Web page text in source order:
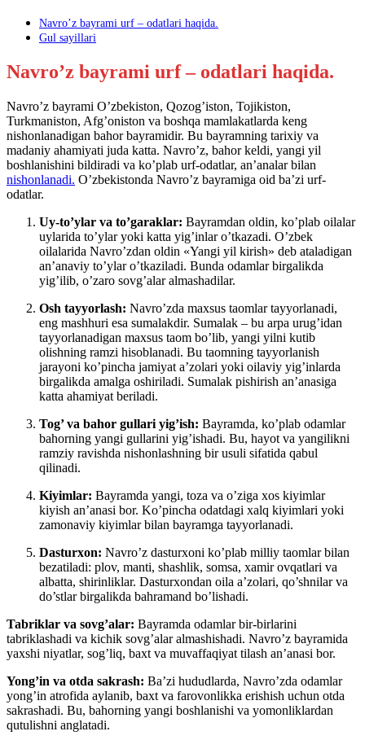
Navro’z bayrami urf – odatlari haqida.
Gul sayillari
Navro’z bayrami urf – odatlari haqida.
Navro’z bayrami O’zbekiston, Qozog’iston, Tojikiston,
Turkmaniston, Afg’oniston va boshqa mamlakatlarda keng
nishonlanadigan bahor bayramidir. Bu bayramning tarixiy va
madaniy ahamiyati juda katta. Navro’z, bahor keldi, yangi yil
boshlanishini bildiradi va ko’plab urf-odatlar, an’analar bilan
nishonlanadi. O’zbekistonda Navro’z bayramiga oid ba’zi urf-
odatlar.
Uy-to’ylar va to’garaklar: Bayramdan oldin, ko’plab oilalar
uylarida to’ylar yoki katta yig’inlar o’tkazadi. O’zbek
oilalarida Navro’zdan oldin «Yangi yil kirish» deb ataladigan
an’anaviy to’ylar o’tkaziladi. Bunda odamlar birgalikda
yig’ilib, o’zaro sovg’alar almashadilar.
Osh tayyorlash: Navro’zda maxsus taomlar tayyorlanadi,
eng mashhuri esa sumalakdir. Sumalak – bu arpa urug’idan
tayyorlanadigan maxsus taom bo’lib, yangi yilni kutib
olishning ramzi hisoblanadi. Bu taomning tayyorlanish
jarayoni ko’pincha jamiyat a’zolari yoki oilaviy yig’inlarda
birgalikda amalga oshiriladi. Sumalak pishirish an’anasiga
katta ahamiyat beriladi.
Tog’ va bahor gullari yig’ish: Bayramda, ko’plab odamlar
bahorning yangi gullarini yig’ishadi. Bu, hayot va yangilikni
ramziy ravishda nishonlashning bir usuli sifatida qabul
qilinadi.
Kiyimlar: Bayramda yangi, toza va o’ziga xos kiyimlar
kiyish an’anasi bor. Ko’pincha odatdagi xalq kiyimlari yoki
zamonaviy kiyimlar bilan bayramga tayyorlanadi.
Dasturxon: Navro’z dasturxoni ko’plab milliy taomlar bilan
bezatiladi: plov, manti, shashlik, somsa, xamir ovqatlari va
albatta, shirinliklar. Dasturxondan oila a’zolari, qo’shnilar va
do’stlar birgalikda bahramand bo’lishadi.
Tabriklar va sovg’alar: Bayramda odamlar bir-birlarini
tabriklashadi va kichik sovg’alar almashishadi. Navro’z bayramida
yaxshi niyatlar, sog’liq, baxt va muvaffaqiyat tilash an’anasi bor.
Yong’in va otda sakrash: Ba’zi hududlarda, Navro’zda odamlar
yong’in atrofida aylanib, baxt va farovonlikka erishish uchun otda
sakrashadi. Bu, bahorning yangi boshlanishi va yomonliklardan
qutulishni anglatadi.